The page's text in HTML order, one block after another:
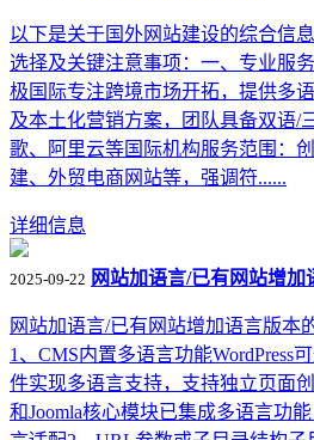
以下是关于国外网站建设的综合信
选择及关键注意事项：一、专业服
极国际‌专注跨境市场开拓，提供多
及本土化营销方案，团队具备双语/
歌、阿里云等国际机构‌服务范围：
建、外贸电商网站等，强调符......
详细信息
2025-09-22 网站加语言/已有网站增加
网站加语言/已有网站增加语言版本
1‌、CMS内置多语言功能‌WordPress
件实现多语言支持，支持独立页面
和Joomla核心模块已集成多语言功